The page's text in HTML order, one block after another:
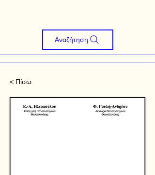
Αναζήτηση
< Πίσω